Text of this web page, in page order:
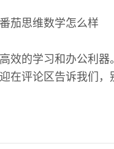
效的学习和办公利器
在评论区告诉我们，